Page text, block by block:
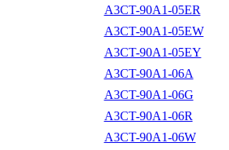
A3CT-90A1-05ER
A3CT-90A1-05EW
A3CT-90A1-05EY
A3CT-90A1-06A
A3CT-90A1-06G
A3CT-90A1-06R
A3CT-90A1-06W